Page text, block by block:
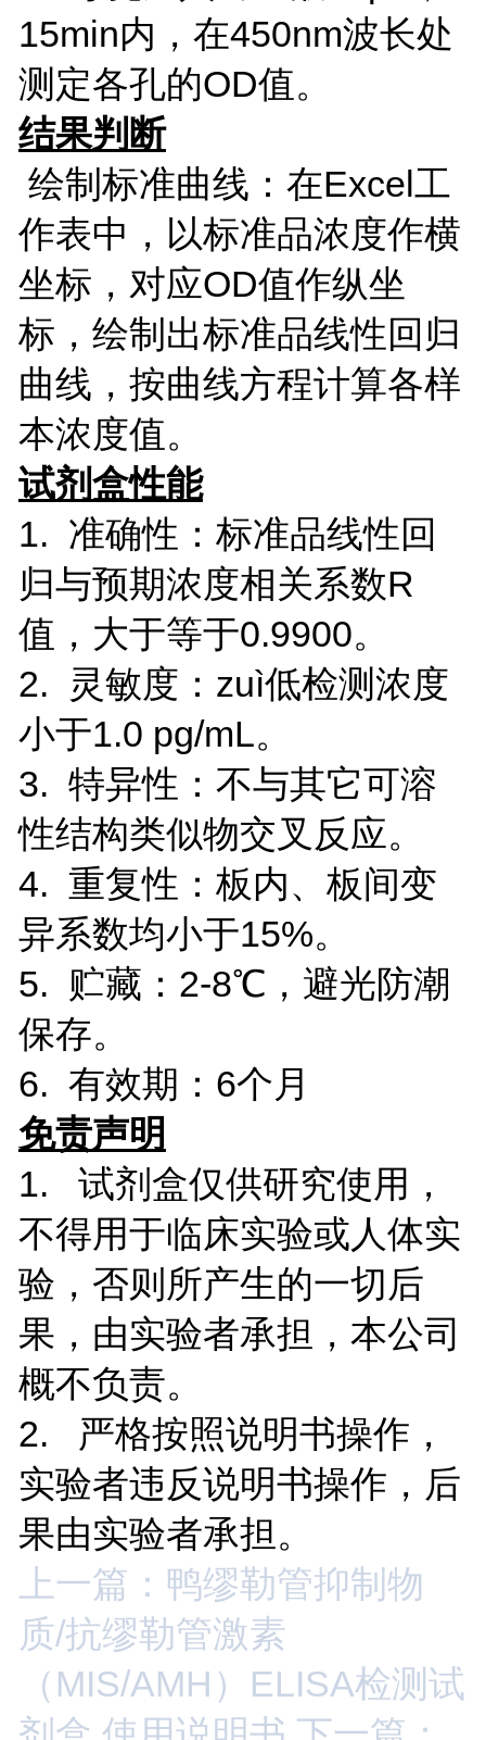
15min内，在450nm波长处
测定各孔的OD值。
结果判断
绘制标准曲线：在Excel工
作表中，以标准品浓度作横
坐标，对应OD值作纵坐
标，绘制出标准品线性回归
曲线，按曲线方程计算各样
本浓度值。
试剂盒性能
1. 准确性：标准品线性回
归与预期浓度相关系数R
值，大于等于0.9900。
2. 灵敏度：zuì低检测浓度
小于1.0 pg/mL。
3. 特异性：不与其它可溶
性结构类似物交叉反应。
4. 重复性：板内、板间变
异系数均小于15%。
5. 贮藏：2-8℃，避光防潮
保存。
6. 有效期：6个月
免责声明
1. 试剂盒仅供研究使用，
不得用于临床实验或人体实
验，否则所产生的一切后
果，由实验者承担，本公司
概不负责。
2. 严格按照说明书操作，
实验者违反说明书操作，后
果由实验者承担。
上一篇：鸭缪勒管抑制物
质/抗缪勒管激素
（MIS/AMH）ELISA检测试